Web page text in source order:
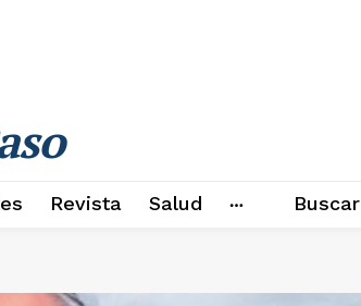
Revista Salud Buscar